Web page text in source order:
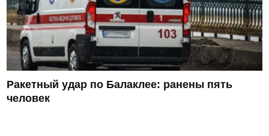
Ракетный удар по Балаклее: ранены пять
человек